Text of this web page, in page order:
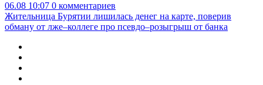
06.08 10:07 0 комментариев
Жительница Бурятии лишилась денег на карте, поверив
обману от лже–коллеге про псевдо–розыгрыш от банка